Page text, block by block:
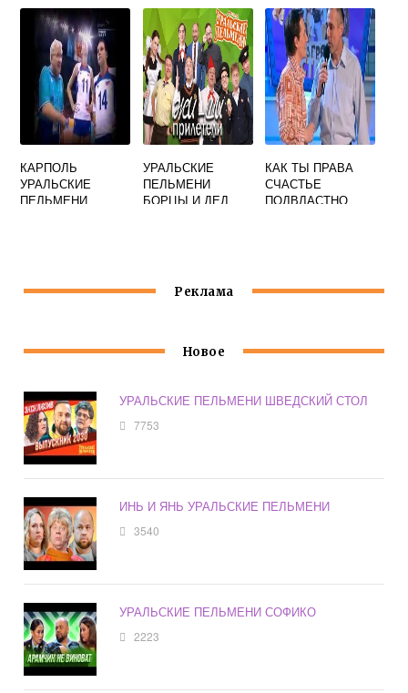
КАРПОЛЬ
УРАЛЬСКИЕ
ПЕЛЬМЕНИ
УРАЛЬСКИЕ
ПЕЛЬМЕНИ
БОРЦЫ И ДЕД
КАК ТЫ ПРАВА
СЧАСТЬЕ
ПОДВЛАСТНО
Реклама
Новое
УРАЛЬСКИЕ ПЕЛЬМЕНИ ШВЕДСКИЙ СТОЛ
7753
ИНЬ И ЯНЬ УРАЛЬСКИЕ ПЕЛЬМЕНИ
3540
УРАЛЬСКИЕ ПЕЛЬМЕНИ СОФИКО
2223